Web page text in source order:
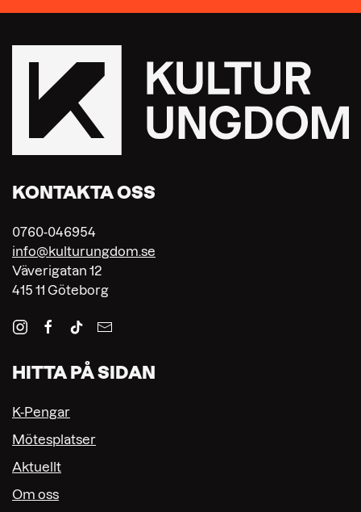
KONTAKTA OSS
0760-046954
info@kulturungdom.se
Väverigatan 12
415 11 Göteborg
HITTA PÅ SIDAN
K-Pengar
Mötesplatser
Aktuellt
Om oss